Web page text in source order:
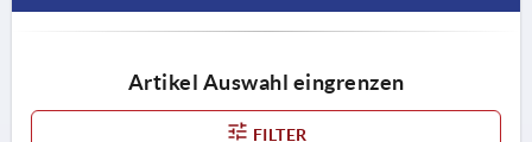
Artikel Auswahl eingrenzen
FILTER